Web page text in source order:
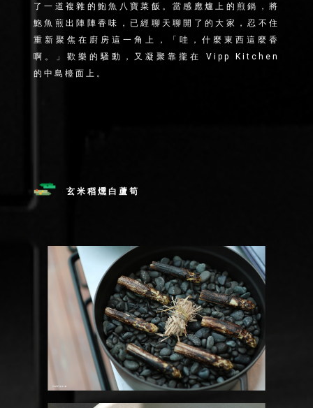
了一道複雜的鮑魚八寶菜飯。當感應爐上的煎鍋，將
鮑魚煎出陣陣香味，已經聊天聊開了的大家，忍不住
重新聚焦在廚房這一角上，「哇，什麼東西這麼香
啊。」歡樂的騷動，又凝聚靠攏在 Vipp Kitchen
的中島檯面上。
玄米稻燻白蘆筍